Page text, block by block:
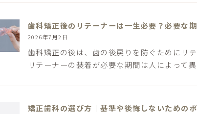
歯科矯正後のリテーナーは一生必要？必要な
2026年7月2日
歯科矯正の後は、歯の後戻りを防ぐためにリ
リテーナーの装着が必要な期間は人によって
矯正歯科の選び方｜基準や後悔しないための